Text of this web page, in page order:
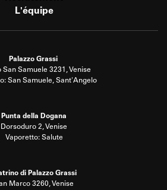
L'équipe
Palazzo Grassi
San Samuele 3231, Venise
San Samuele, Sant'Angelo
Punta della Dogana
Dorsoduro 2, Venise
Vaporetto: Salute
di Palazzo Grassi
Marco 3260, Venise